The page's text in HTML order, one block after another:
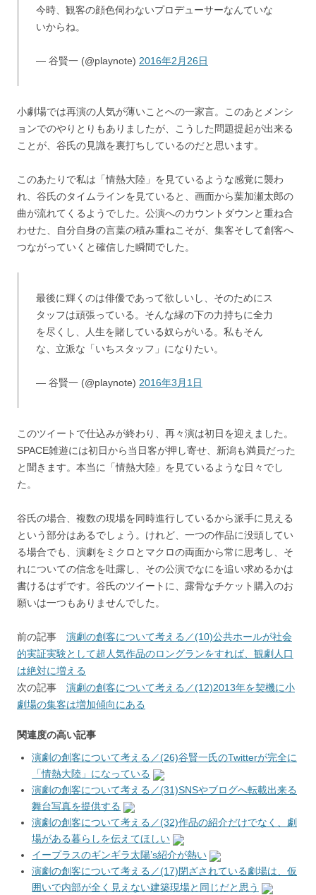
今時、観客の顔色伺わないプロデューサーなんていな
いからね。
— 谷賢一 (@playnote) 2016年2月26日
小劇場では再演の人気が薄いことへの一家言。このあとメンシ
ョンでのやりとりもありましたが、こうした問題提起が出来る
ことが、谷氏の見識を裏打ちしているのだと思います。
このあたりで私は「情熱大陸」を見ているような感覚に襲わ
れ、谷氏のタイムラインを見ていると、画面から葉加瀬太郎の
曲が流れてくるようでした。公演へのカウントダウンと重ね合
わせた、自分自身の言葉の積み重ねこそが、集客そして創客へ
つながっていくと確信した瞬間でした。
最後に輝くのは俳優であって欲しいし、そのためにス
タッフは頑張っている。そんな縁の下の力持ちに全力
を尽くし、人生を賭している奴らがいる。私もそん
な、立派な「いちスタッフ」になりたい。
— 谷賢一 (@playnote) 2016年3月1日
このツイートで仕込みが終わり、再々演は初日を迎えました。
SPACE雑遊には初日から当日客が押し寄せ、新潟も満員だった
と聞きます。本当に「情熱大陸」を見ているような日々でし
た。
谷氏の場合、複数の現場を同時進行しているから派手に見える
という部分はあるでしょう。けれど、一つの作品に没頭してい
る場合でも、演劇をミクロとマクロの両面から常に思考し、そ
れについての信念を吐露し、その公演でなにを追い求めるかは
書けるはずです。谷氏のツイートに、露骨なチケット購入のお
願いは一つもありませんでした。
前の記事 演劇の創客について考える／(10)公共ホールが社会
的実証実験として超人気作品のロングランをすれば、観劇人口
は絶対に増える
次の記事 演劇の創客について考える／(12)2013年を契機に小
劇場の集客は増加傾向にある
関連度の高い記事
演劇の創客について考える／(26)谷賢一氏のTwitterが完全に
「情熱大陸」になっている
演劇の創客について考える／(31)SNSやブログへ転載出来る
舞台写真を提供する
演劇の創客について考える／(32)作品の紹介だけでなく、劇
場がある暮らしを伝えてほしい
イープラスのギンギラ太陽’s紹介が熱い
演劇の創客について考える／(17)閉ざされている劇場は、仮
囲いで内部が全く見えない建築現場と同じだと思う